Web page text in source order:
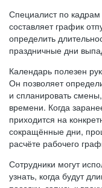
Специалист по кадрам
составляет график
определить
праздничные дни
Календарь полезен
Он позволяет
и спланировать
времени. Когда
приходится на
сокращённые дни,
расчёте рабочего
Сотрудники могут
узнать, когда будут